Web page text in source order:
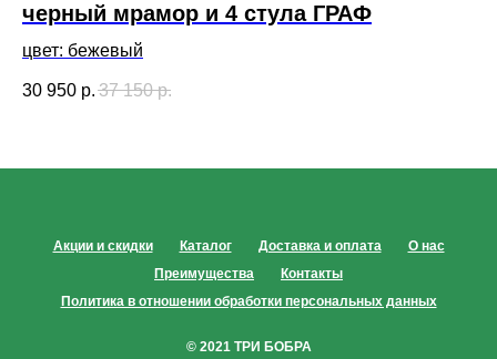
черный мрамор и 4 стула ГРАФ
цвет: бежевый
30 950 р. 37 150 р.
Акции и скидки Каталог Доставка и оплата
О нас
Преимущества
Контакты
Политика в отношении обработки персональных данных
© 2021 ТРИ БОБРА